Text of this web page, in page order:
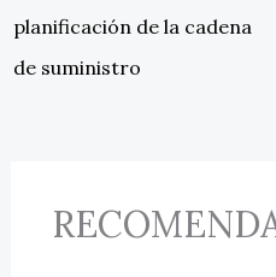
planificación de la cadena
de suministro